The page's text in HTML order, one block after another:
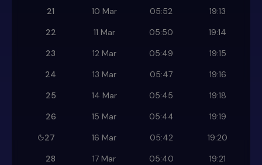
21 10 Mar 05:52
19:13
22
11 Mar 05:50
19:14
23
12 Mar 05:49
19:15
24
13 Mar 05:47
19:16
25
14 Mar 05:45
19:18
26
15 Mar 05:44
19:19
27
16 Mar 05:42
19:20
28
17 Mar 05:40
19:21